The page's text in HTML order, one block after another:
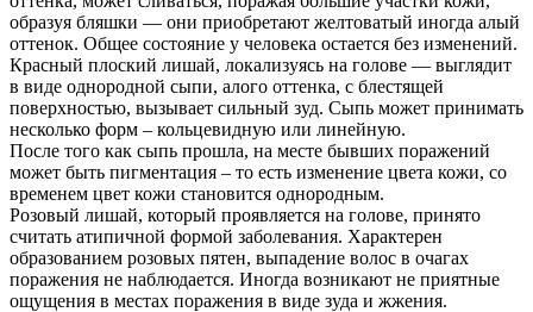
образуя бляшки — они приобретают желтоватый иногда алый
оттенок. Общее состояние у человека остается без изменений.
Красный плоский лишай, локализуясь на голове — выглядит
в виде однородной сыпи, алого оттенка, с блестящей
поверхностью, вызывает сильный зуд. Сыпь может принимать
несколько форм – кольцевидную или линейную.
После того как сыпь прошла, на месте бывших поражений
может быть пигментация – то есть изменение цвета кожи, со
временем цвет кожи становится однородным.
Розовый лишай, который проявляется на голове, принято
считать атипичной формой заболевания. Характерен
образованием розовых пятен, выпадение волос в очагах
поражения не наблюдается. Иногда возникают не приятные
ощущения в местах поражения в виде зуда и жжения.